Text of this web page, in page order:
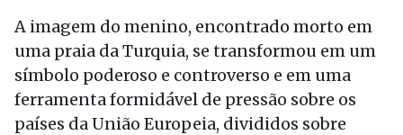
A imagem do menino, encontrado morto em
uma praia da Turquia, se transformou em um
símbolo poderoso e controverso e em uma
ferramenta formidável de pressão sobre os
países da União Europeia, divididos sobre